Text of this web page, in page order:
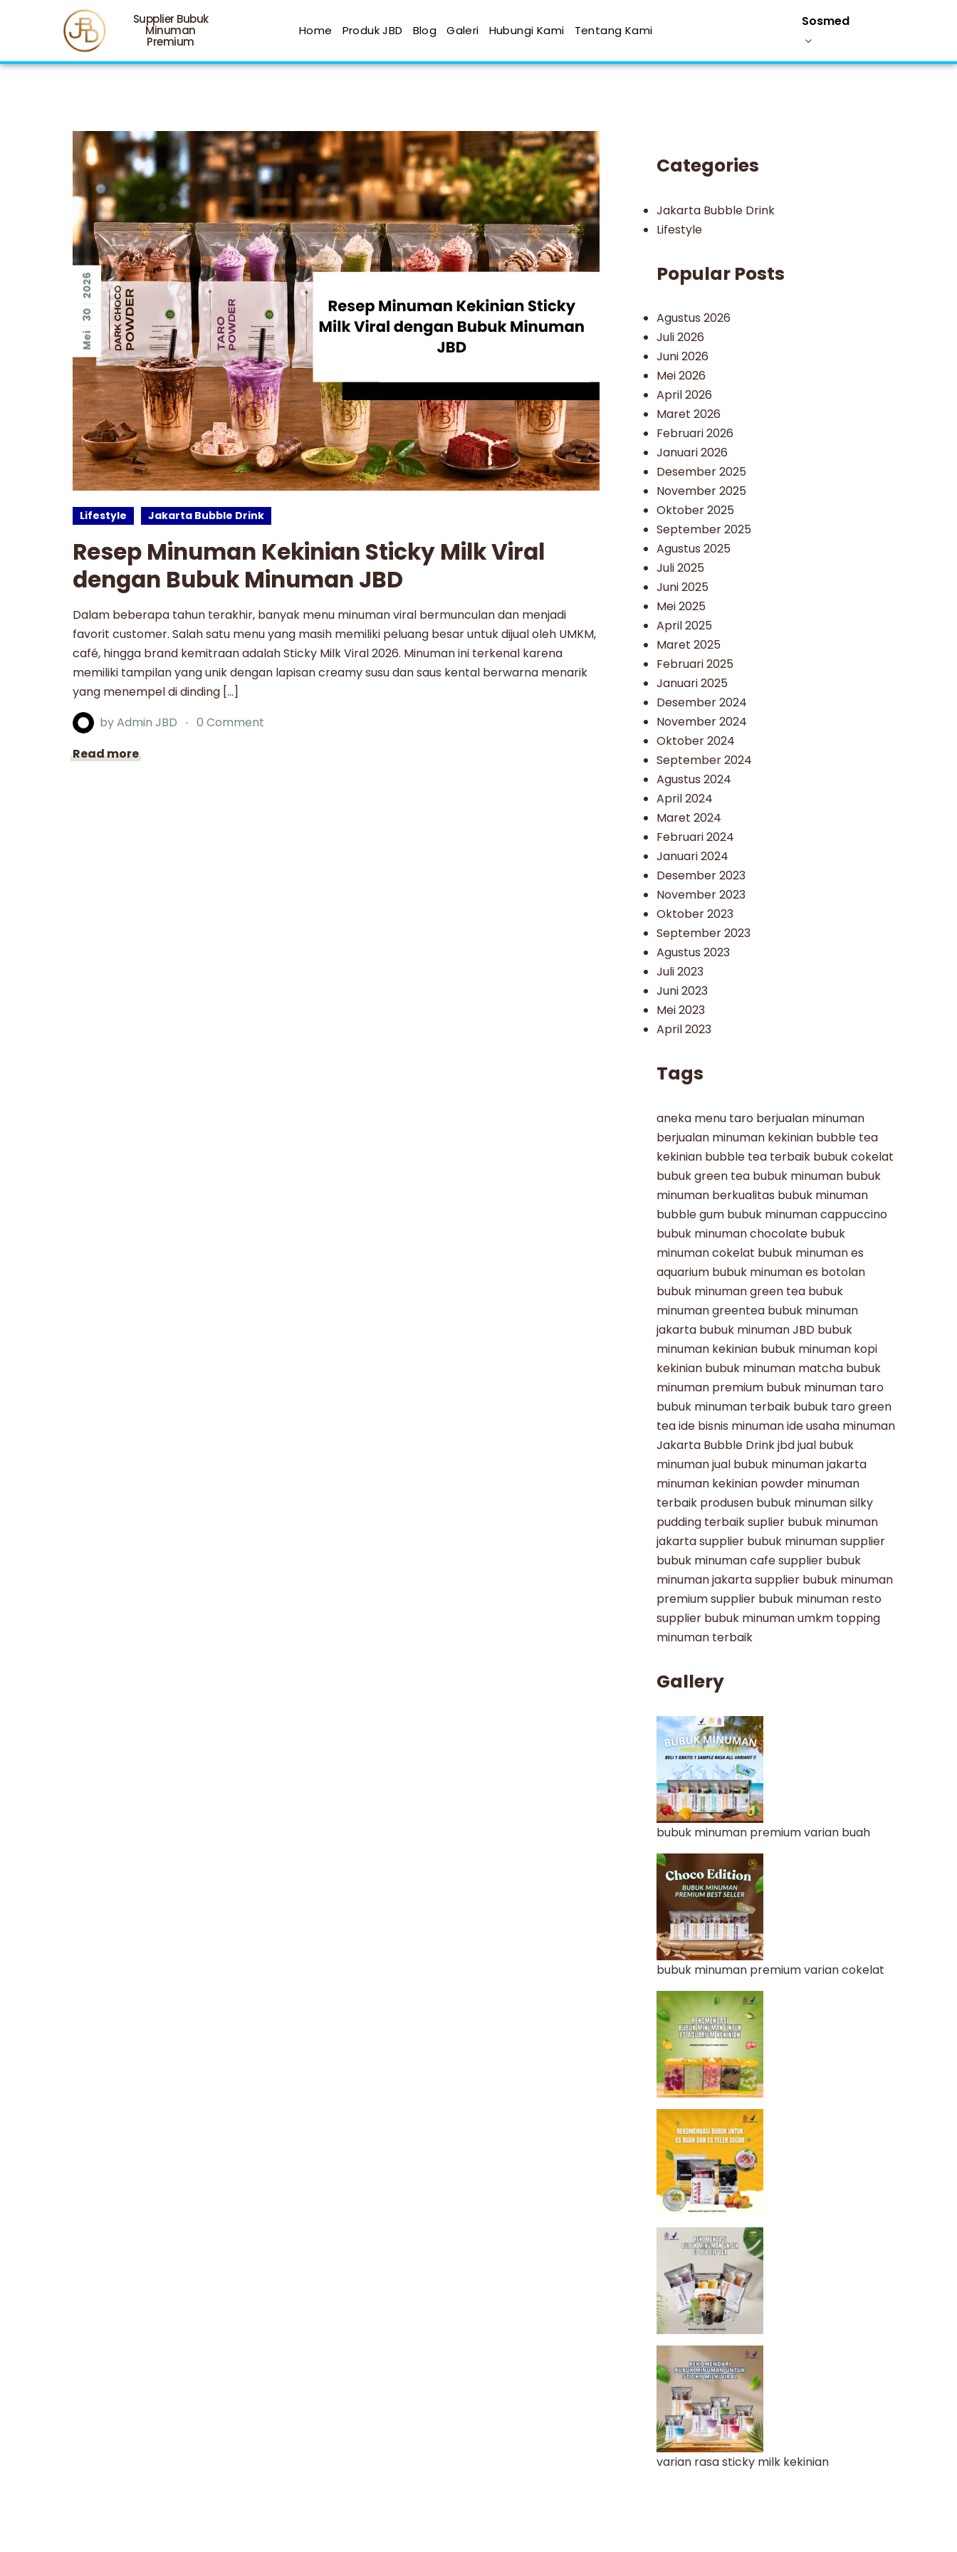
Supplier Bubuk
Minuman
Premium
Home Produk JBD Blog Galeri Hubungi Kami Tentang Kami
Sosmed
Mei
30
2026
Lifestyle Jakarta Bubble Drink
Resep Minuman Kekinian Sticky Milk Viral
dengan Bubuk Minuman JBD
Dalam beberapa tahun terakhir, banyak menu minuman viral bermunculan dan menjadi
favorit customer. Salah satu menu yang masih memiliki peluang besar untuk dijual oleh UMKM,
café, hingga brand kemitraan adalah Sticky Milk Viral 2026. Minuman ini terkenal karena
memiliki tampilan yang unik dengan lapisan creamy susu dan saus kental berwarna menarik
yang menempel di dinding […]
byAdmin JBD
0 Comment
Read more
Categories
Jakarta Bubble Drink
Lifestyle
Popular Posts
Agustus 2026
Juli 2026
Juni 2026
Mei 2026
April 2026
Maret 2026
Februari 2026
Januari 2026
Desember 2025
November 2025
Oktober 2025
September 2025
Agustus 2025
Juli 2025
Juni 2025
Mei 2025
April 2025
Maret 2025
Februari 2025
Januari 2025
Desember 2024
November 2024
Oktober 2024
September 2024
Agustus 2024
April 2024
Maret 2024
Februari 2024
Januari 2024
Desember 2023
November 2023
Oktober 2023
September 2023
Agustus 2023
Juli 2023
Juni 2023
Mei 2023
April 2023
Tags
aneka menu taro berjualan minuman
berjualan minuman kekinian bubble tea
kekinian bubble tea terbaik bubuk cokelat
bubuk green tea bubuk minuman bubuk
minuman berkualitas bubuk minuman
bubble gum bubuk minuman cappuccino
bubuk minuman chocolate bubuk
minuman cokelat bubuk minuman es
aquarium bubuk minuman es botolan
bubuk minuman green tea bubuk
minuman greentea bubuk minuman
jakarta bubuk minuman JBD bubuk
minuman kekinian bubuk minuman kopi
kekinian bubuk minuman matcha bubuk
minuman premium bubuk minuman taro
bubuk minuman terbaik bubuk tarogreen
teaide bisnis minumanide usaha minuman
Jakarta Bubble Drinkjbdjual bubuk
minumanjual bubuk minuman jakarta
minuman kekinian powder minuman
terbaik produsen bubuk minumansilky
pudding terbaiksuplier bubuk minuman
jakartasupplier bubuk minumansupplier
bubuk minuman cafesupplier bubuk
minuman jakartasupplier bubuk minuman
premiumsupplier bubuk minuman resto
supplier bubuk minuman umkm topping
minuman terbaik
Gallery
bubuk minuman premium varian buah
bubuk minuman premium varian cokelat
varian rasa sticky milk kekinian